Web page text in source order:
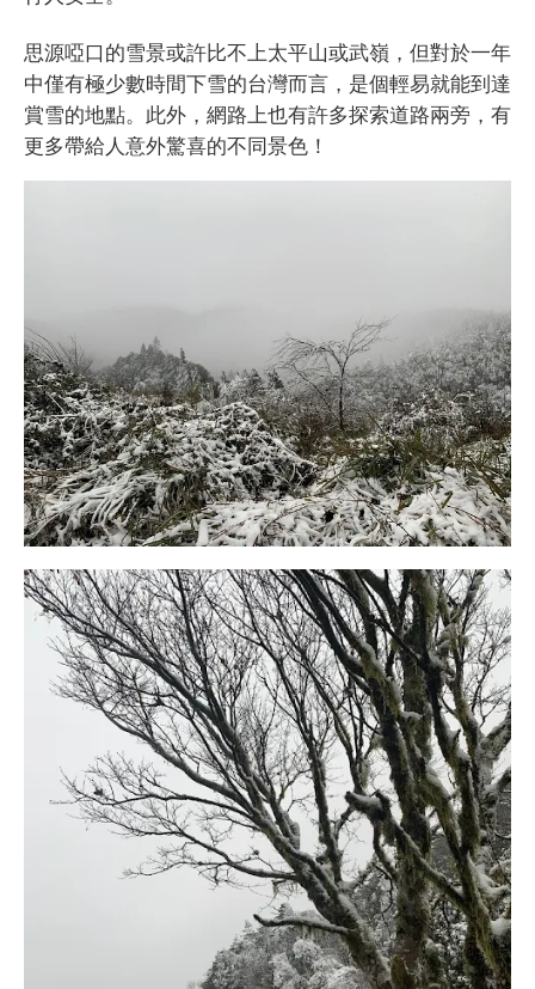
思源啞口的雪景或許比不上太平山或武嶺，但對於一年
中僅有極少數時間下雪的台灣而言，是個輕易就能到達
賞雪的地點。此外，網路上也有許多探索道路兩旁，有
更多帶給人意外驚喜的不同景色！